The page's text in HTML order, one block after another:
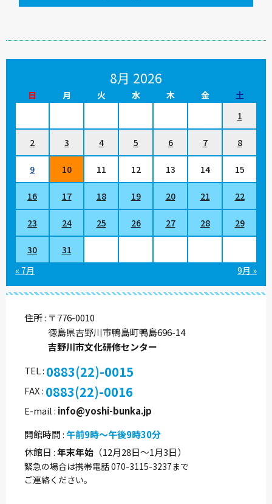
8月 2026
日 月 火 水 木 金
土
1
2 3 4 5 6 7 8
9 10 11 12 13 14 15
16 17 18 19 20 21 22
23 24 25 26 27 28 29
30
31
« 7月
9月 »
住所 〒776-0010
徳島県吉野川市鴨島町鴨島696-14
吉野川市文化研修センター
TEL 0883(22)-0015
FAX 0883(22)-0016
E-mail info@yoshi-bunka.jp
開館時間 午前9時～午後9時30分
休館日 年末年始 （12月28日～1月3日）
緊急の場合は携帯電話 070-3115-3237まで
ご連絡ください。